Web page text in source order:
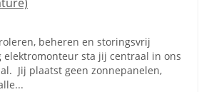
beheren en storingsvrij
elektromonteur sta jij centraal in ons
Jij plaatst geen zonnepanelen,